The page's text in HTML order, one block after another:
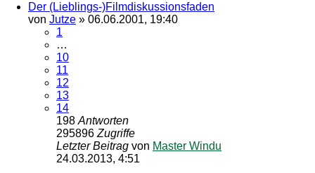
Der (Lieblings-)Filmdiskussionsfaden
von Jutze » 06.06.2001, 19:40
1
…
10
11
12
13
14
198 Antworten
295896 Zugriffe
Letzter Beitrag von Master Windu
24.03.2013, 4:51